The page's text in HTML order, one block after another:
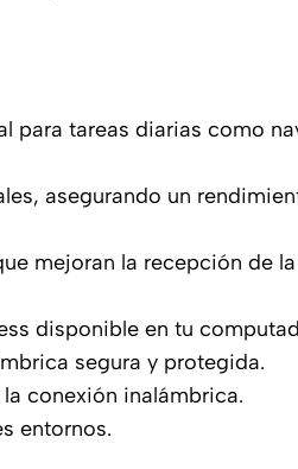
para tareas diarias como
asegurando un
mejoran la recepción de
disponible en tu
segura y protegida.
conexión inalámbrica.
entornos.